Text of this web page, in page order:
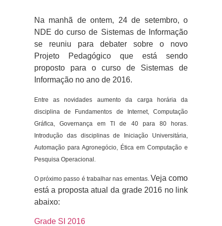
Na manhã de ontem, 24 de setembro, o
NDE do curso de Sistemas de Informação
se reuniu para debater sobre o novo
Projeto Pedagógico que está sendo
proposto para o curso de Sistemas de
Informação no ano de 2016.
Entre as novidades aumento da carga horária da
disciplina de Fundamentos de Internet, Computação
Gráfica, Governança em TI de 40 para 80 horas.
Introdução das disciplinas de Iniciação Universitária,
Automação para Agronegócio, Ética em Computação e
Pesquisa Operacional.
O próximo passo é trabalhar nas ementas. Veja como
está a proposta atual da grade 2016 no link
abaixo:
Grade SI 2016